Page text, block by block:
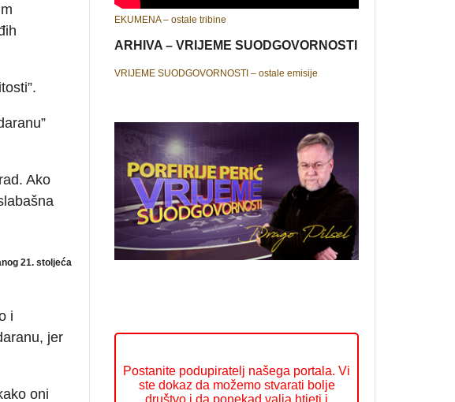
Ako
21. stoljeća
i
jer
oni
EKUMENA – ostale tribine
ARHIVA – VRIJEME SUODGOVORNOSTI
VRIJEME SUODGOVORNOSTI – ostale emisije
Postanite podupiratelj našega portala. Vi
ste dokaz da možemo stvarati bolje
društvo i da ponekad valja htjeti i